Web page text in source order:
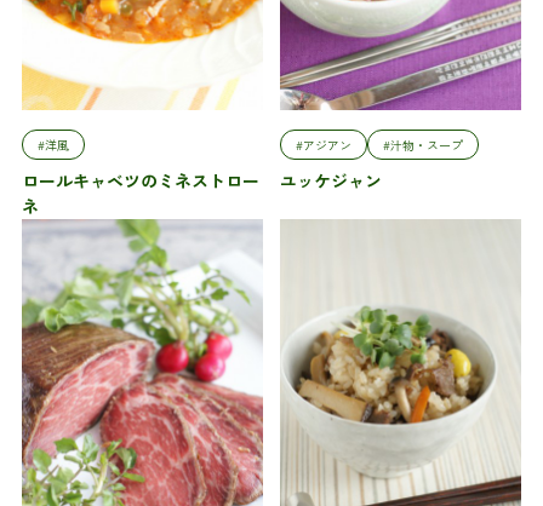
#洋風
ロールキャベツのミネストロー
ネ
#アジアン #汁物・スープ
ユッケジャン